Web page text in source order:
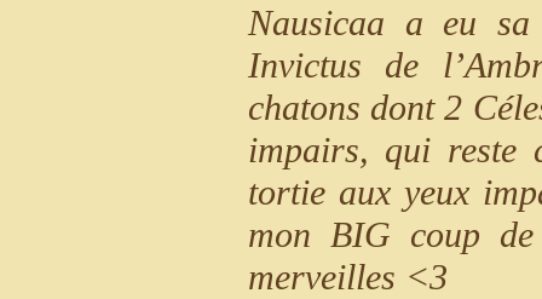
Nausicaa a eu
Invictus de
chatons dont 2
impairs, qui reste
tortie aux yeux
mon BIG coup
merveilles <3